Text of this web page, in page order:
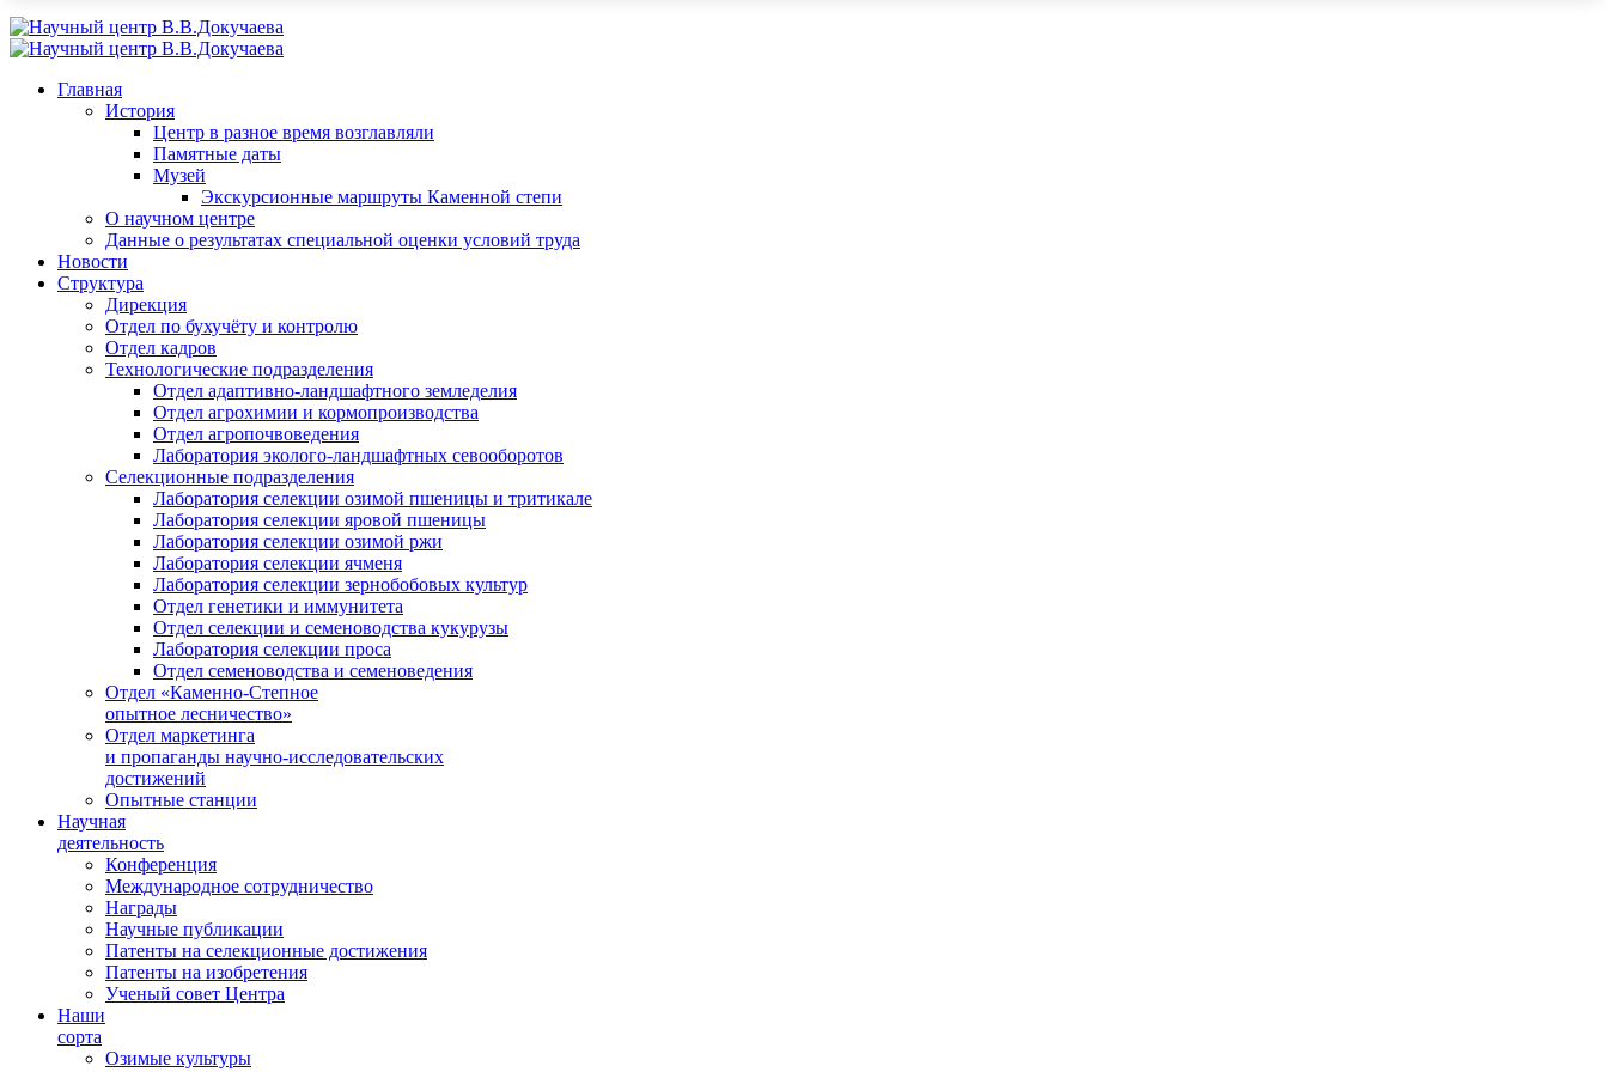
Главная
История
Центр в разное время возглавляли
Памятные даты
Музей
Экскурсионные маршруты Каменной степи
О научном центре
Данные о результатах специальной оценки условий труда
Новости
Структура
Дирекция
Отдел по бухучёту и контролю
Отдел кадров
Технологические подразделения
Отдел адаптивно-ландшафтного земледелия
Отдел агрохимии и кормопроизводства
Отдел агропочвоведения
Лаборатория эколого-ландшафтных севооборотов
Селекционные подразделения
Лаборатория селекции озимой пшеницы и тритикале
Лаборатория селекции яровой пшеницы
Лаборатория селекции озимой ржи
Лаборатория селекции ячменя
Лаборатория селекции зернобобовых культур
Отдел генетики и иммунитета
Отдел селекции и семеноводства кукурузы
Лаборатория селекции проса
Отдел семеноводства и семеноведения
Отдел «Каменно-Степное
опытное лесничество»
Отдел маркетинга
и пропаганды научно-исследовательских
достижений
Опытные станции
Научная
деятельность
Конференция
Международное сотрудничество
Награды
Научные публикации
Патенты на селекционные достижения
Патенты на изобретения
Ученый совет Центра
Наши
сорта
Озимые культуры